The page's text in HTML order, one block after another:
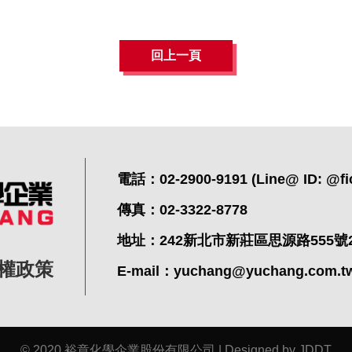
回上一頁
政策
電話：02-2900-9191 (Line@ ID:
傳真：02-3322-8778
地址：242新北市新莊區思源路555號
E-mail：